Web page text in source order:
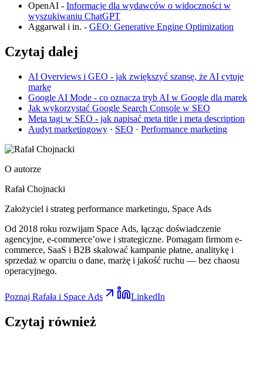
OpenAI - Informacje dla wydawców o widoczności w
wyszukiwaniu ChatGPT
Aggarwal i in. - GEO: Generative Engine Optimization
Czytaj dalej
AI Overviews i GEO - jak zwiększyć szansę, że AI cytuje
markę
Google AI Mode - co oznacza tryb AI w Google dla marek
Jak wykorzystać Google Search Console w SEO
Meta tagi w SEO - jak napisać meta title i meta description
Audyt marketingowy · SEO · Performance marketing
O autorze
Rafał Chojnacki
Założyciel i strateg performance marketingu, Space Ads
Od 2018 roku rozwijam Space Ads, łącząc doświadczenie
agencyjne, e-commerce’owe i strategiczne. Pomagam firmom e-
commerce, SaaS i B2B skalować kampanie płatne, analitykę i
sprzedaż w oparciu o dane, marżę i jakość ruchu — bez chaosu
operacyjnego.
Poznaj Rafała i Space Ads LinkedIn
Czytaj również